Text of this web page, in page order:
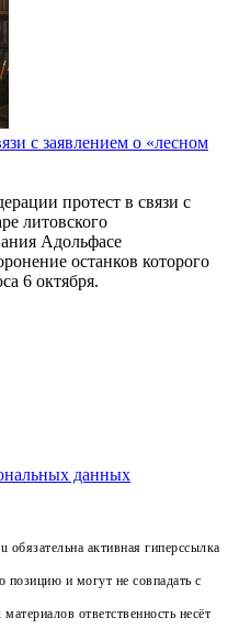
с заявлением о «лесном
протест в связи с
литовского
Адольфасе
останков которого
6 октября.
данных
активная гиперссылка
и могут не совпадать с
ответственность несёт